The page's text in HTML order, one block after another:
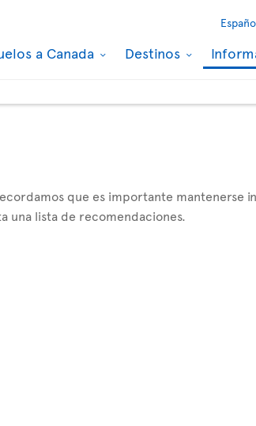
a Canada Destinos
que es importante mantenerse
una lista de recomendaciones.